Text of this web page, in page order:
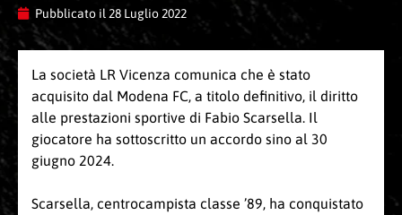
Pubblicato il 28 Luglio 2022
La società LR Vicenza comunica che è stato
acquisito dal Modena FC, a titolo definitivo, il diritto
alle prestazioni sportive di Fabio Scarsella. Il
giocatore ha sottoscritto un accordo sino al 30
giugno 2024.
Scarsella, centrocampista classe ’89, ha conquistato